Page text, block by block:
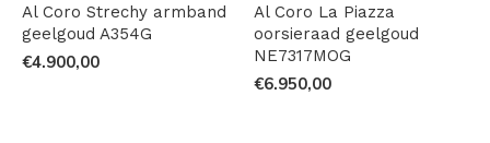
Al Coro Strechy armband
geelgoud A354G
€4.900,00
Al Coro La Piazza
oorsieraad geelgoud
NE7317MOG
€6.950,00